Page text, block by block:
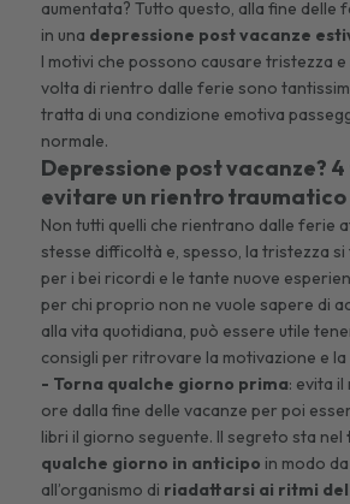
aumentata? Tutto questo, alla fine delle
in una depressione post vacanze
I motivi che possono causare tristezza e
volta di rientro dalle ferie sono
tratta di una condizione emotiva
normale.
Depressione post vacanze?
evitare un rientro traumatico
Non tutti quelli che rientrano dalle ferie
stesse difficoltà e, spesso, la tristezza
per i bei ricordi e le tante nuove
per chi proprio non ne vuole sapere di
alla vita quotidiana, può essere utile
consigli per ritrovare la motivazione e la
- Torna qualche giorno prima: evita
ore dalla fine delle vacanze per poi
libri il giorno seguente. Il segreto sta nel
qualche giorno in anticipo in modo
all’organismo di riadattarsi ai ritmi